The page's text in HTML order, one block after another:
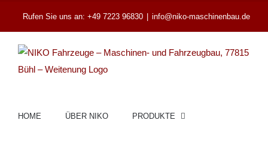
Rufen Sie uns an: +49 7223 96830 info@niko-maschinenbau.de
HOME ÜBER NIKO PRODUKTE